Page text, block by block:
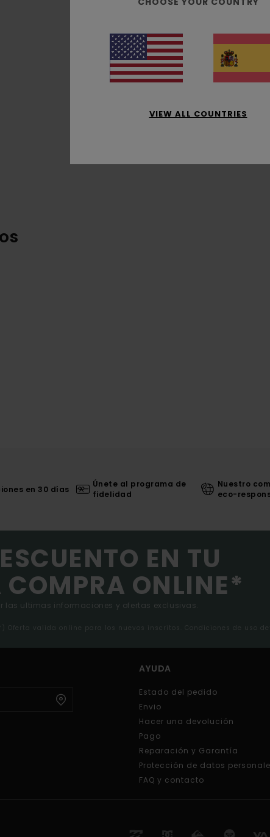
en 30 días
Únete al programa de
fidelidad
Nuestro
eco-
EN TU
COMPRA ONLINE*
las ultimas informaciones y ofertas exclusivas.
Oferta valida online para los nuevos inscritos. Condiciones de uso
AYUDA
Estado del pedido
Envio
Hacer una devolución
Pago
Reparación y Garantía
Protección de datos
FAQ y contacto
VIEW ALL COUNTRIES